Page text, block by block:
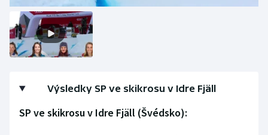
Rychlobruslení
Rychlostní kanoistika
Sportovní střelba
Výsledky SP ve skikrosu v Idre Fjäll
SP ve skikrosu v Idre Fjäll (Švédsko):